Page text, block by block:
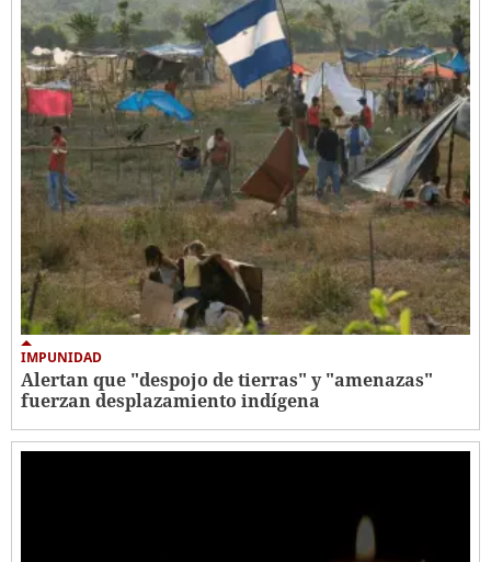
IMPUNIDAD
Alertan que "despojo de tierras" y "amenazas"
fuerzan desplazamiento indígena